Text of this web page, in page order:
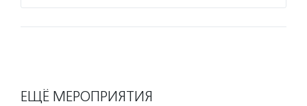
ЕЩЁ МЕРОПРИЯТИЯ